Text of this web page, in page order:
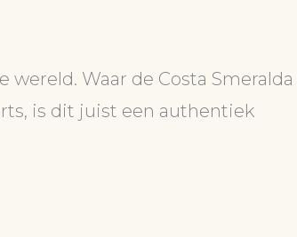
wereld. Waar de Costa Smeralda
is dit juist een authentiek